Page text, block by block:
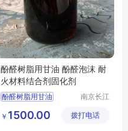
酚醛树脂用甘油 酚醛泡沫 耐
火材料结合剂固化剂
酚醛树脂用甘油
酚醛树脂用甘油行情
南京长江
科技有限
￥ 1500.00 拨打电话